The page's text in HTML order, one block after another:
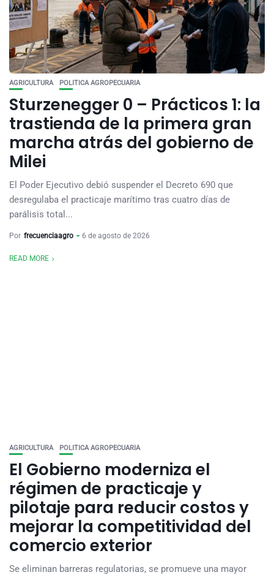
AGRICULTURA POLITICA AGROPECUARIA
Sturzenegger 0 – Prácticos 1: la
trastienda de la primera gran
marcha atrás del gobierno de
Milei
El Poder Ejecutivo debió suspender el Decreto 690 que
desregulaba el practicaje marítimo tras cuatro días de
parálisis total...
Por frecuenciaagro 6 de agosto de 2026
READ MORE
AGRICULTURA POLITICA AGROPECUARIA
El Gobierno moderniza el
régimen de practicaje y
pilotaje para reducir costos y
mejorar la competitividad del
comercio exterior
Se eliminan barreras regulatorias, se promueve una mayor